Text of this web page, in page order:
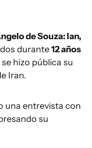
de Souza: Ian,
durante12 años
hizo pública su
Iran.
una entrevista con
su